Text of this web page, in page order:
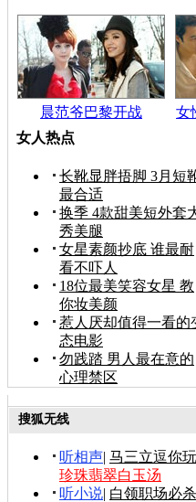
晨范爷巴黎开战
女
女人热点
长靴显胖捂脚 3月短
最合适
换季 4款甜美短外套
秀美腿
女星素颜抄底 谁最耐
看不吓人
18位最美笑容女星 教
你妆美颜
惹人厌却值得一看的
态电影
勿践踏 男人最在意的
心理禁区
搜狐无线
听相声| 马三立逗你玩
珍珠翡翠白玉汤
听小说| 白领职场必